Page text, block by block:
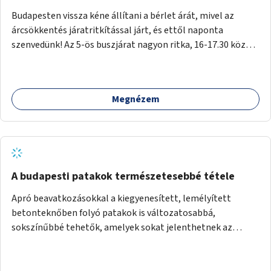
Budapesten vissza kéne állítani a bérlet árát, mivel az
árcsökkentés járatritkítással járt, és ettől naponta
szenvedünk! Az 5-ös buszjárat nagyon ritka, 16-17.30 között
kell utaznunk, gyerekkel együtt minden nap. Sokkal többet
érnénk vele, ha növelnék a bérlet árát és gyakorítanák a
megéreznénk.
Megnézem
A budapesti patakok természetesebbé tétele
Apró beavatkozásokkal a kiegyenesített, lemélyített
betonteknőben folyó patakok is változatosabbá,
sokszínűbbé tehetők, amelyek sokat jelenthetnek az